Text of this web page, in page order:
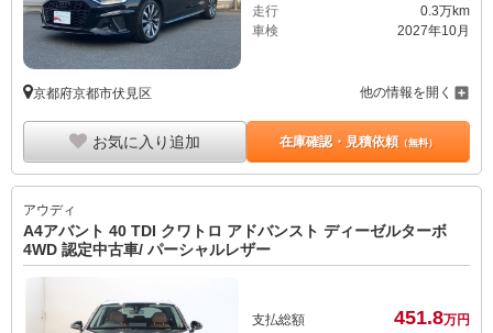
走行
0.3万km
車検
2027年10月
京都府京都市伏見区 他の情報を開く
お気に入り追加 在庫確認・見積依頼（無料）
アウディ
A4アバント 40 TDI クワトロ アドバンスト ディーゼルターボ
4WD 認定中古車/ パーシャルレザー
支払総額 451.8万円